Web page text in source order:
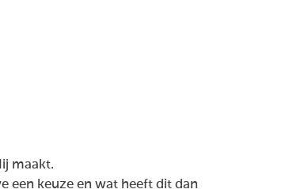
maakt.
een keuze en wat heeft dit dan